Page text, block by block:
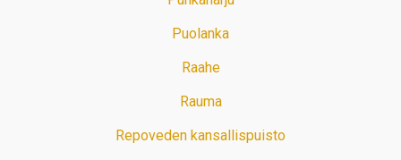
Puolanka
Raahe
Rauma
Repoveden kansallispuisto